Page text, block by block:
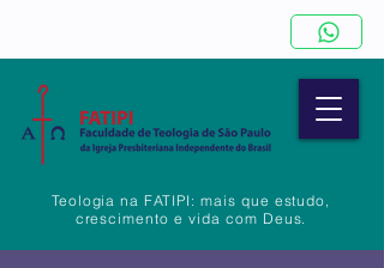
Teologia na FATIPI: mais que estudo,
crescimento e vida com Deus.